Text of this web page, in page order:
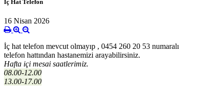
İç Hat Telefon
16 Nisan 2026
İç hat telefon mevcut olmayıp , 0454 260 20 53 numaralı
telefon hattından hastanemizi arayabilirsiniz.
Hafta içi mesai saatlerimiz.
08.00-12.00
13.00-17.00